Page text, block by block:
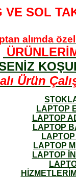
VE SOL
alımda
Ürün
LAPTOP
LAPTOP
LAPTOP
LAPTOP
LAPTOP